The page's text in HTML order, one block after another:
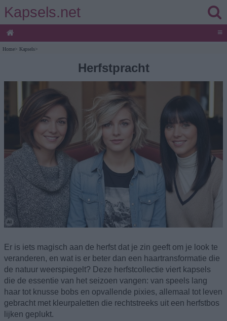
Kapsels.net
≡
Home> Kapsels>
Herfstpracht
Er is iets magisch aan de herfst dat je zin geeft om je look te
veranderen, en wat is er beter dan een haartransformatie die
de natuur weerspiegelt? Deze herfstcollectie viert kapsels
die de essentie van het seizoen vangen: van speels lang
haar tot knusse bobs en opvallende pixies, allemaal tot leven
gebracht met kleurpaletten die rechtstreeks uit een herfstbos
lijken geplukt.